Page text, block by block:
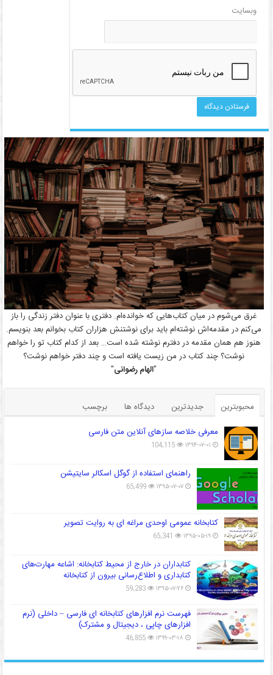
وبسایت
غرق می‌شوم در میان کتاب‌هایی که خوانده‌ام. دفتری با عنوان دفتر زندگی را باز
می‌کنم در مقدمه‌اش نوشته‌ام باید برای نوشتنش هزاران کتاب بخوانم بعد بنویسم.
هنوز هم همان مقدمه در دفترم نوشته شده است… بعد از کدام کتاب تو را خواهم
نوشت؟ چند کتاب در من زیست یافته است و چند دفتر خواهم نوشت؟
"الهام رضوانی"
محبوبترین جدیدترین دیدگاه ها
برچسب
معرفی خلاصه سازهای آنلاین متن فارسی
۱۳۹۴-۰۷-۰۱ 104,115
راهنمای استفاده از گوگل اسکالر سایتیشن
۱۳۹۵-۰۷-۰۷ 65,499
کتابخانه عمومی اوحدی مراغه ای به روایت تصویر
۱۳۹۵-۰۵-۱۹ 65,341
کتابداران در خارج از محیط کتابخانه: اشاعه مهارت‌های
کتابداری و اطلاع‌رسانی بیرون از کتابخانه
۱۳۹۵-۰۷-۲۶ 59,283
فهرست نرم افزارهای کتابخانه ای فارسی – داخلی (نرم
افزارهای چاپی ، دیجیتال و مشترک)
۱۳۹۹-۰۳-۱۸ 46,855